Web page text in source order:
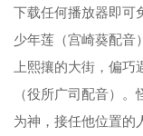
下载任何播放器即可
少年莲（宫崎葵配音
上熙攘的大街，偏
（役所广司配音）
为神，接任他位置的